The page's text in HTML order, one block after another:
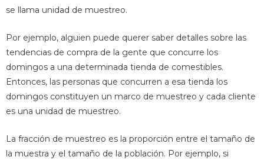
se llama unidad de muestreo.
Por ejemplo, alguien puede querer saber detalles sobre las
tendencias de compra de la gente que concurre los
domingos a una determinada tienda de comestibles.
Entonces, las personas que concurren a esa tienda los
domingos constituyen un marco de muestreo y cada cliente
es una unidad de muestreo.
La fracción de muestreo es la proporción entre el tamaño de
la muestra y el tamaño de la población. Por ejemplo, si